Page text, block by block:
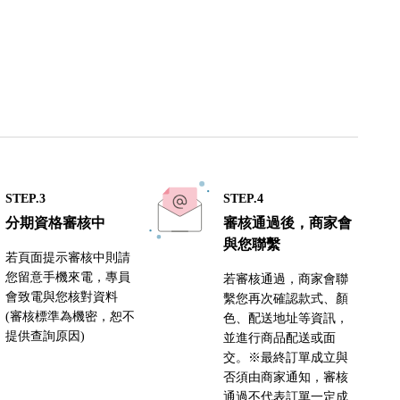
STEP.3
分期資格審核中
若頁面提示審核中則請
您留意手機來電，專員
會致電與您核對資料
(審核標準為機密，恕不
提供查詢原因)
STEP.4
審核通過後，商家會
與您聯繫
若審核通過，商家會聯
繫您再次確認款式、顏
色、配送地址等資訊，
並進行商品配送或面
交。※最終訂單成立與
否須由商家通知，審核
通過不代表訂單一定成